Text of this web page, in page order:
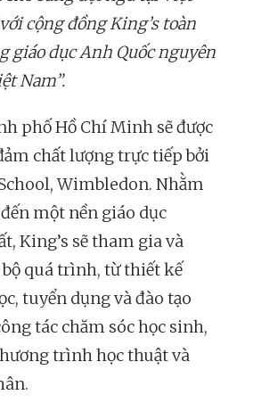
cộng đồng King’s toàn
giáo dục Anh Quốc nguyên
Nam”.
phố Hồ Chí Minh sẽ được
chất lượng trực tiếp bởi
Wimbledon. Nhằm
một nền giáo dục
King’s sẽ tham gia và
quá trình, từ thiết kế
tuyển dụng và đào tạo
tác chăm sóc học sinh,
trình học thuật và